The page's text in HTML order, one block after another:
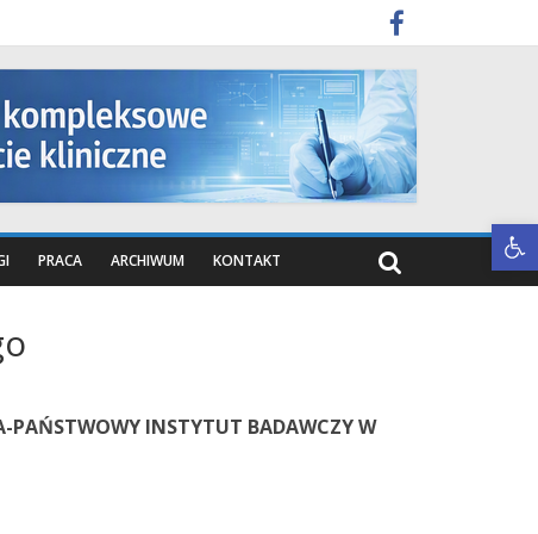
Otwórz pasek narzędzi
PRACA ARCHIWUM KONTAKT
PAŃSTWOWY INSTYTUT BADAWCZY W